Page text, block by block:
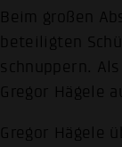
Beim großen
beteiligten
schnuppern.
Gregor Hägele
Gregor Hägele